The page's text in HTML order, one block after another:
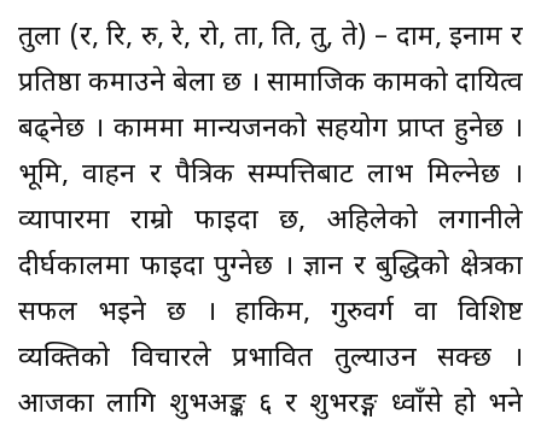
तुला (र, रि, रु, रे, रो, ता, ति, तु, ते) – दाम, इनाम र
प्रतिष्ठा कमाउने बेला छ । सामाजिक कामको दायित्व
बढ्नेछ । काममा मान्यजनको सहयोग प्राप्त हुनेछ ।
भूमि, वाहन र पैत्रिक सम्पत्तिबाट लाभ मिल्नेछ ।
व्यापारमा राम्रो फाइदा छ, अहिलेको लगानीले
दीर्घकालमा फाइदा पुग्नेछ । ज्ञान र बुद्धिको क्षेत्रका
सफल भइने छ । हाकिम, गुरुवर्ग वा विशिष्ट
व्यक्तिको विचारले प्रभावित तुल्याउन सक्छ ।
आजका लागि शुभअङ्क ६ र शुभरङ्ग ध्वाँसे हो भने